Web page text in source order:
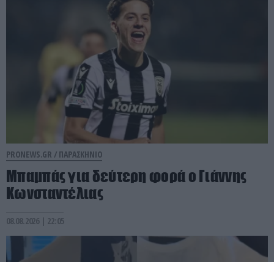
PRONEWS.GR / ΠΑΡΑΣΚΗΝΙΟ
Μπαμπάς για δεύτερη φορά ο Γιάννης
Κωνσταντέλιας
08.08.2026 | 22:05